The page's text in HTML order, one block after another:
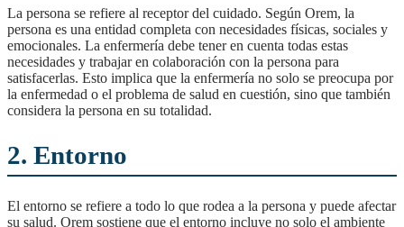
La persona se refiere al receptor del cuidado. Según Orem, la
persona es una entidad completa con necesidades físicas, sociales y
emocionales. La enfermería debe tener en cuenta todas estas
necesidades y trabajar en colaboración con la persona para
satisfacerlas. Esto implica que la enfermería no solo se preocupa por
la enfermedad o el problema de salud en cuestión, sino que también
considera la persona en su totalidad.
2. Entorno
El entorno se refiere a todo lo que rodea a la persona y puede afectar
su salud. Orem sostiene que el entorno incluye no solo el ambiente